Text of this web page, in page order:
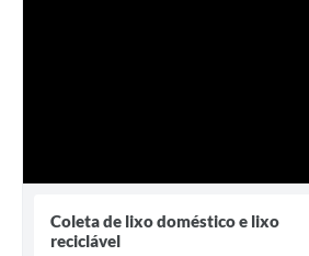
Coleta de lixo doméstico e lixo
reciclável